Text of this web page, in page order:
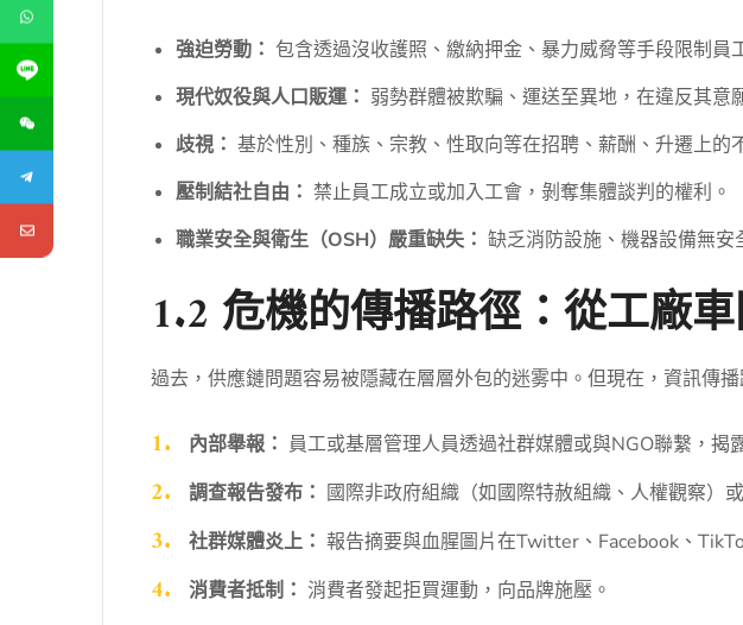
強迫勞動： 包含透過沒收護照、繳納押金、暴力威脅等手段限制員
現代奴役與人口販運： 弱勢群體被欺騙、運送至異地，在違反其意
歧視： 基於性別、種族、宗教、性取向等在招聘、薪酬、升遷上的
壓制結社自由： 禁止員工成立或加入工會，剝奪集體談判的權利。
職業安全與衛生（OSH）嚴重缺失： 缺乏消防設施、機器設備無安
1.2 危機的傳播路徑：從工廠
過去，供應鏈問題容易被隱藏在層層外包的迷雾中。但現在，資訊傳播
內部舉報： 員工或基層管理人員透過社群媒體或與NGO聯繫，揭
調查報告發布： 國際非政府組織（如國際特赦組織、人權觀察）
社群媒體炎上： 報告摘要與血腥圖片在Twitter、Facebook、
消費者抵制： 消費者發起拒買運動，向品牌施壓。